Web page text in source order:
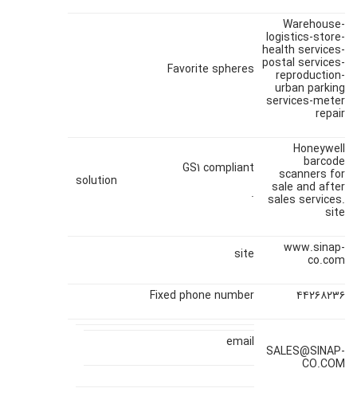
Favorite spheres
Warehouse-
logistics-store-
health services-
postal services-
reproduction-
urban parking
services-meter
repair
GS1 compliant
solution
.
Honeywell
barcode
scanners for
sale and after
sales services.
site
site www.sinap-
co.com
Fixed phone number
۴۴۲۶۸۲۳۶
email
SALES@SINAP-
CO.COM